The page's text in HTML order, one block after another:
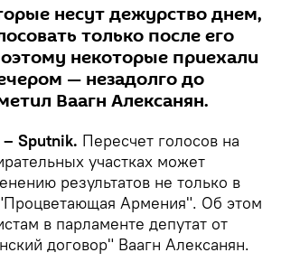
несут дежурство днем,
только после его
некоторые приехали
— незадолго до
Ваагн Алексанян.
Sputnik. Пересчет голосов на
участках может
результатов не только в
Армения". Об этом
в парламенте депутат от
договор" Ваагн Алексанян.